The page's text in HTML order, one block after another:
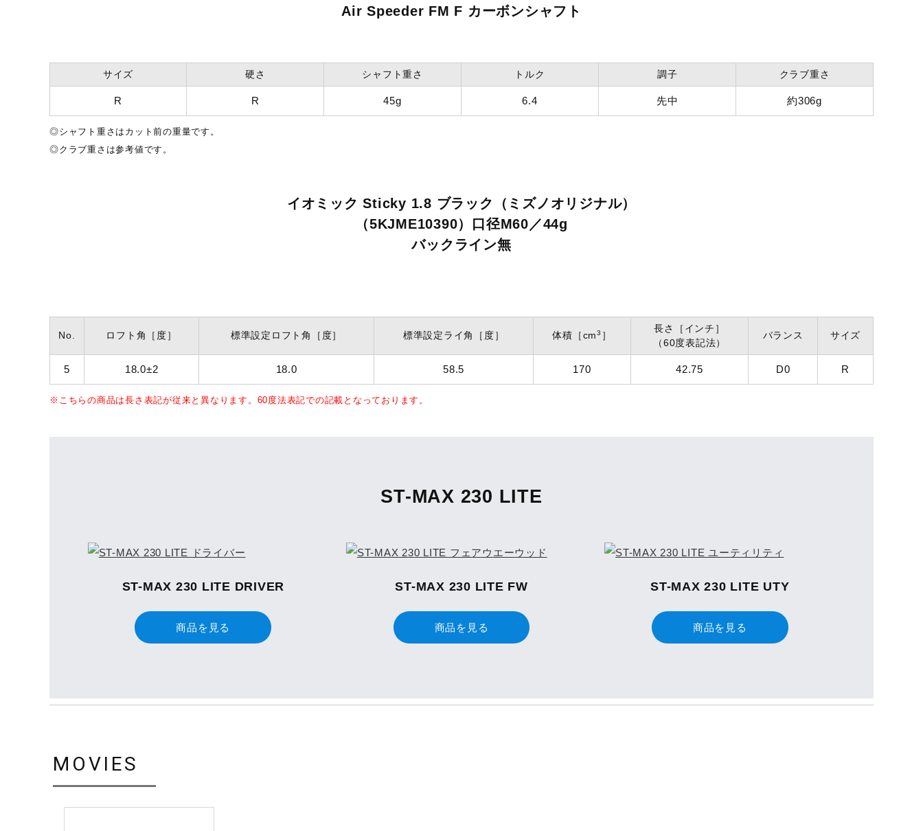
Air Speeder FM F カーボンシャフト
サイズ 硬さ シャフト重さ トルク 調子 クラブ重さ
R R 45g 6.4 先中 約306g
◎シャフト重さはカット前の重量です。
◎クラブ重さは参考値です。
イオミック Sticky 1.8 ブラック（ミズノオリジナル）
（5KJME10390）口径M60／44g
バックライン無
No. ロフト角 ［度］ 標準設定ロフト角 ［度］ 標準設定ライ角 ［度］ 体積 ［cm3 ］
長さ
［インチ］
（60度表記法）
バランス サイズ
5 18.0±2 18.0 58.5 170 42.75 D0 R
※こちらの商品は長さ表記が従来と異なります。60度法表記での記載となっております。
ST-MAX 230 LITE
ST-MAX 230 LITE DRIVER
商品を見る
ST-MAX 230 LITE FW
商品を見る
ST-MAX 230 LITE UTY
商品を見る
MOVIES